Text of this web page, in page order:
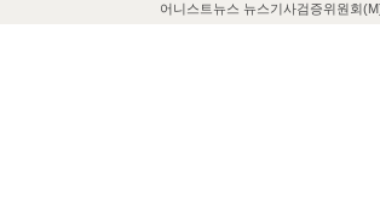
어니스트뉴스 뉴스기사검증위원회